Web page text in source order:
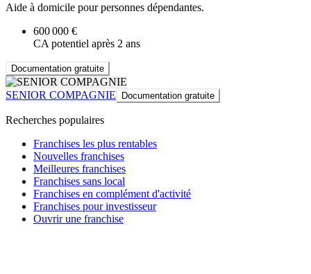
Aide à domicile pour personnes dépendantes.
600 000 €
CA potentiel après 2 ans
Documentation gratuite
SENIOR COMPAGNIE Documentation gratuite
Recherches populaires
Franchises les plus rentables
Nouvelles franchises
Meilleures franchises
Franchises sans local
Franchises en complément d'activité
Franchises pour investisseur
Ouvrir une franchise